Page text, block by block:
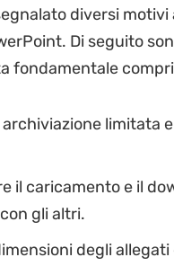
diversi motivi
Di seguito
fondamentale
limitata
il caricamento e il
gli altri.
degli